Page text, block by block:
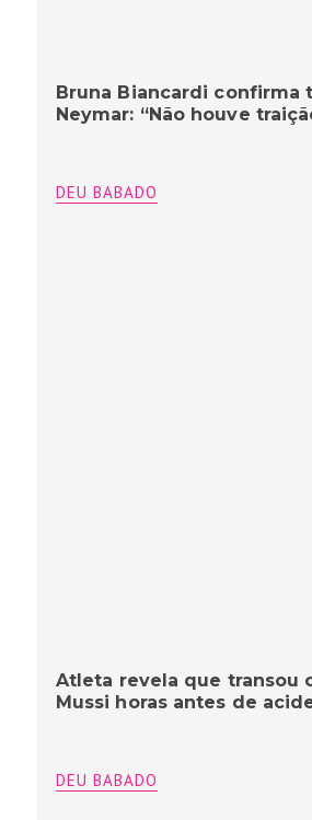
Bruna Biancardi confirma
Neymar: “Não houve
DEU BABADO
Atleta revela que transou
Mussi horas antes de
DEU BABADO